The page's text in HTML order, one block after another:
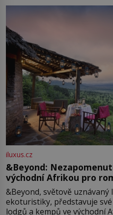
iluxus.cz
&Beyond:
východní Afrikou pro
&Beyond, světově
ekoturistiky, představuje
lodgů a kempů ve východní